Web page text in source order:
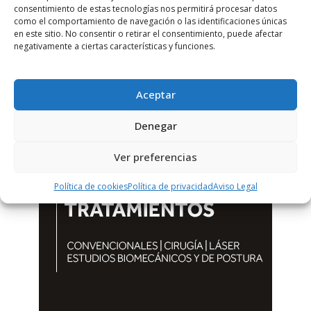
consentimiento de estas tecnologías nos permitirá procesar datos
como el comportamiento de navegación o las identificaciones únicas
en este sitio. No consentir o retirar el consentimiento, puede afectar
negativamente a ciertas características y funciones.
Aceptar
Denegar
Ver preferencias
Política de cookiesPolítica de privacidadAviso Legal